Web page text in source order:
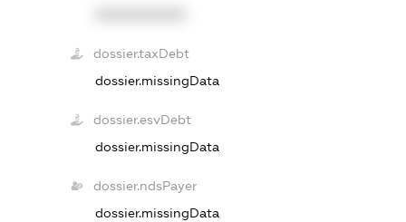
dossier.taxDebt
dossier.missingData
dossier.esvDebt
dossier.missingData
dossier.ndsPayer
dossier.missingData